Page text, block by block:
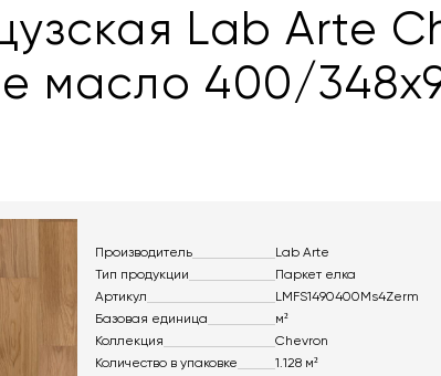
Lab Arte
масло 400/
Производитель
Lab Arte
Тип продукции
Паркет елка
Артикул
LMFS1490400Ms4Zerm
Базовая единица
м²
Коллекция
Chevron
Количество в упаковке
1.128 м²